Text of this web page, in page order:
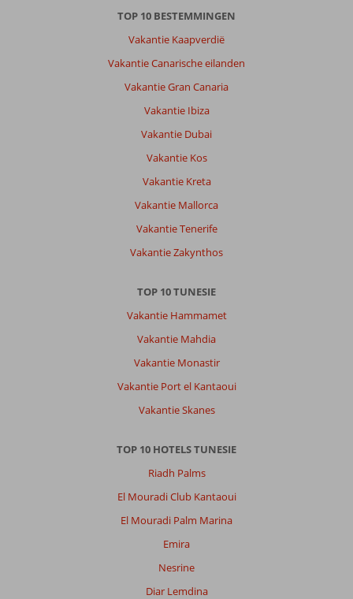
TOP 10 BESTEMMINGEN
Vakantie Kaapverdië
Vakantie Canarische eilanden
Vakantie Gran Canaria
Vakantie Ibiza
Vakantie Dubai
Vakantie Kos
Vakantie Kreta
Vakantie Mallorca
Vakantie Tenerife
Vakantie Zakynthos
TOP 10 TUNESIE
Vakantie Hammamet
Vakantie Mahdia
Vakantie Monastir
Vakantie Port el Kantaoui
Vakantie Skanes
TOP 10 HOTELS TUNESIE
Riadh Palms
El Mouradi Club Kantaoui
El Mouradi Palm Marina
Emira
Nesrine
Diar Lemdina